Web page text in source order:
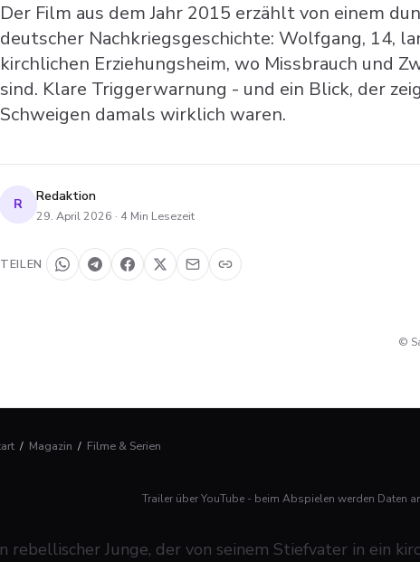
Der Film aus dem Jahr 2015 erzählt von einem
deutscher Nachkriegsgeschichte: Wolfgang, 14,
kirchlichen Erziehungsheim, wo Missbrauch und
sind. Klare Triggerwarnung - und ein Blick, der
Schweigen damals wirklich waren.
R Redaktion
29. April 2026 · 4 Min Lesezeit
TEILEN
©
/ Magazin / Filme & Serien
Trailer über YouTube - beim Abspielen werden Daten
rebellischer Junge, der von seinem Stiefvater in ein